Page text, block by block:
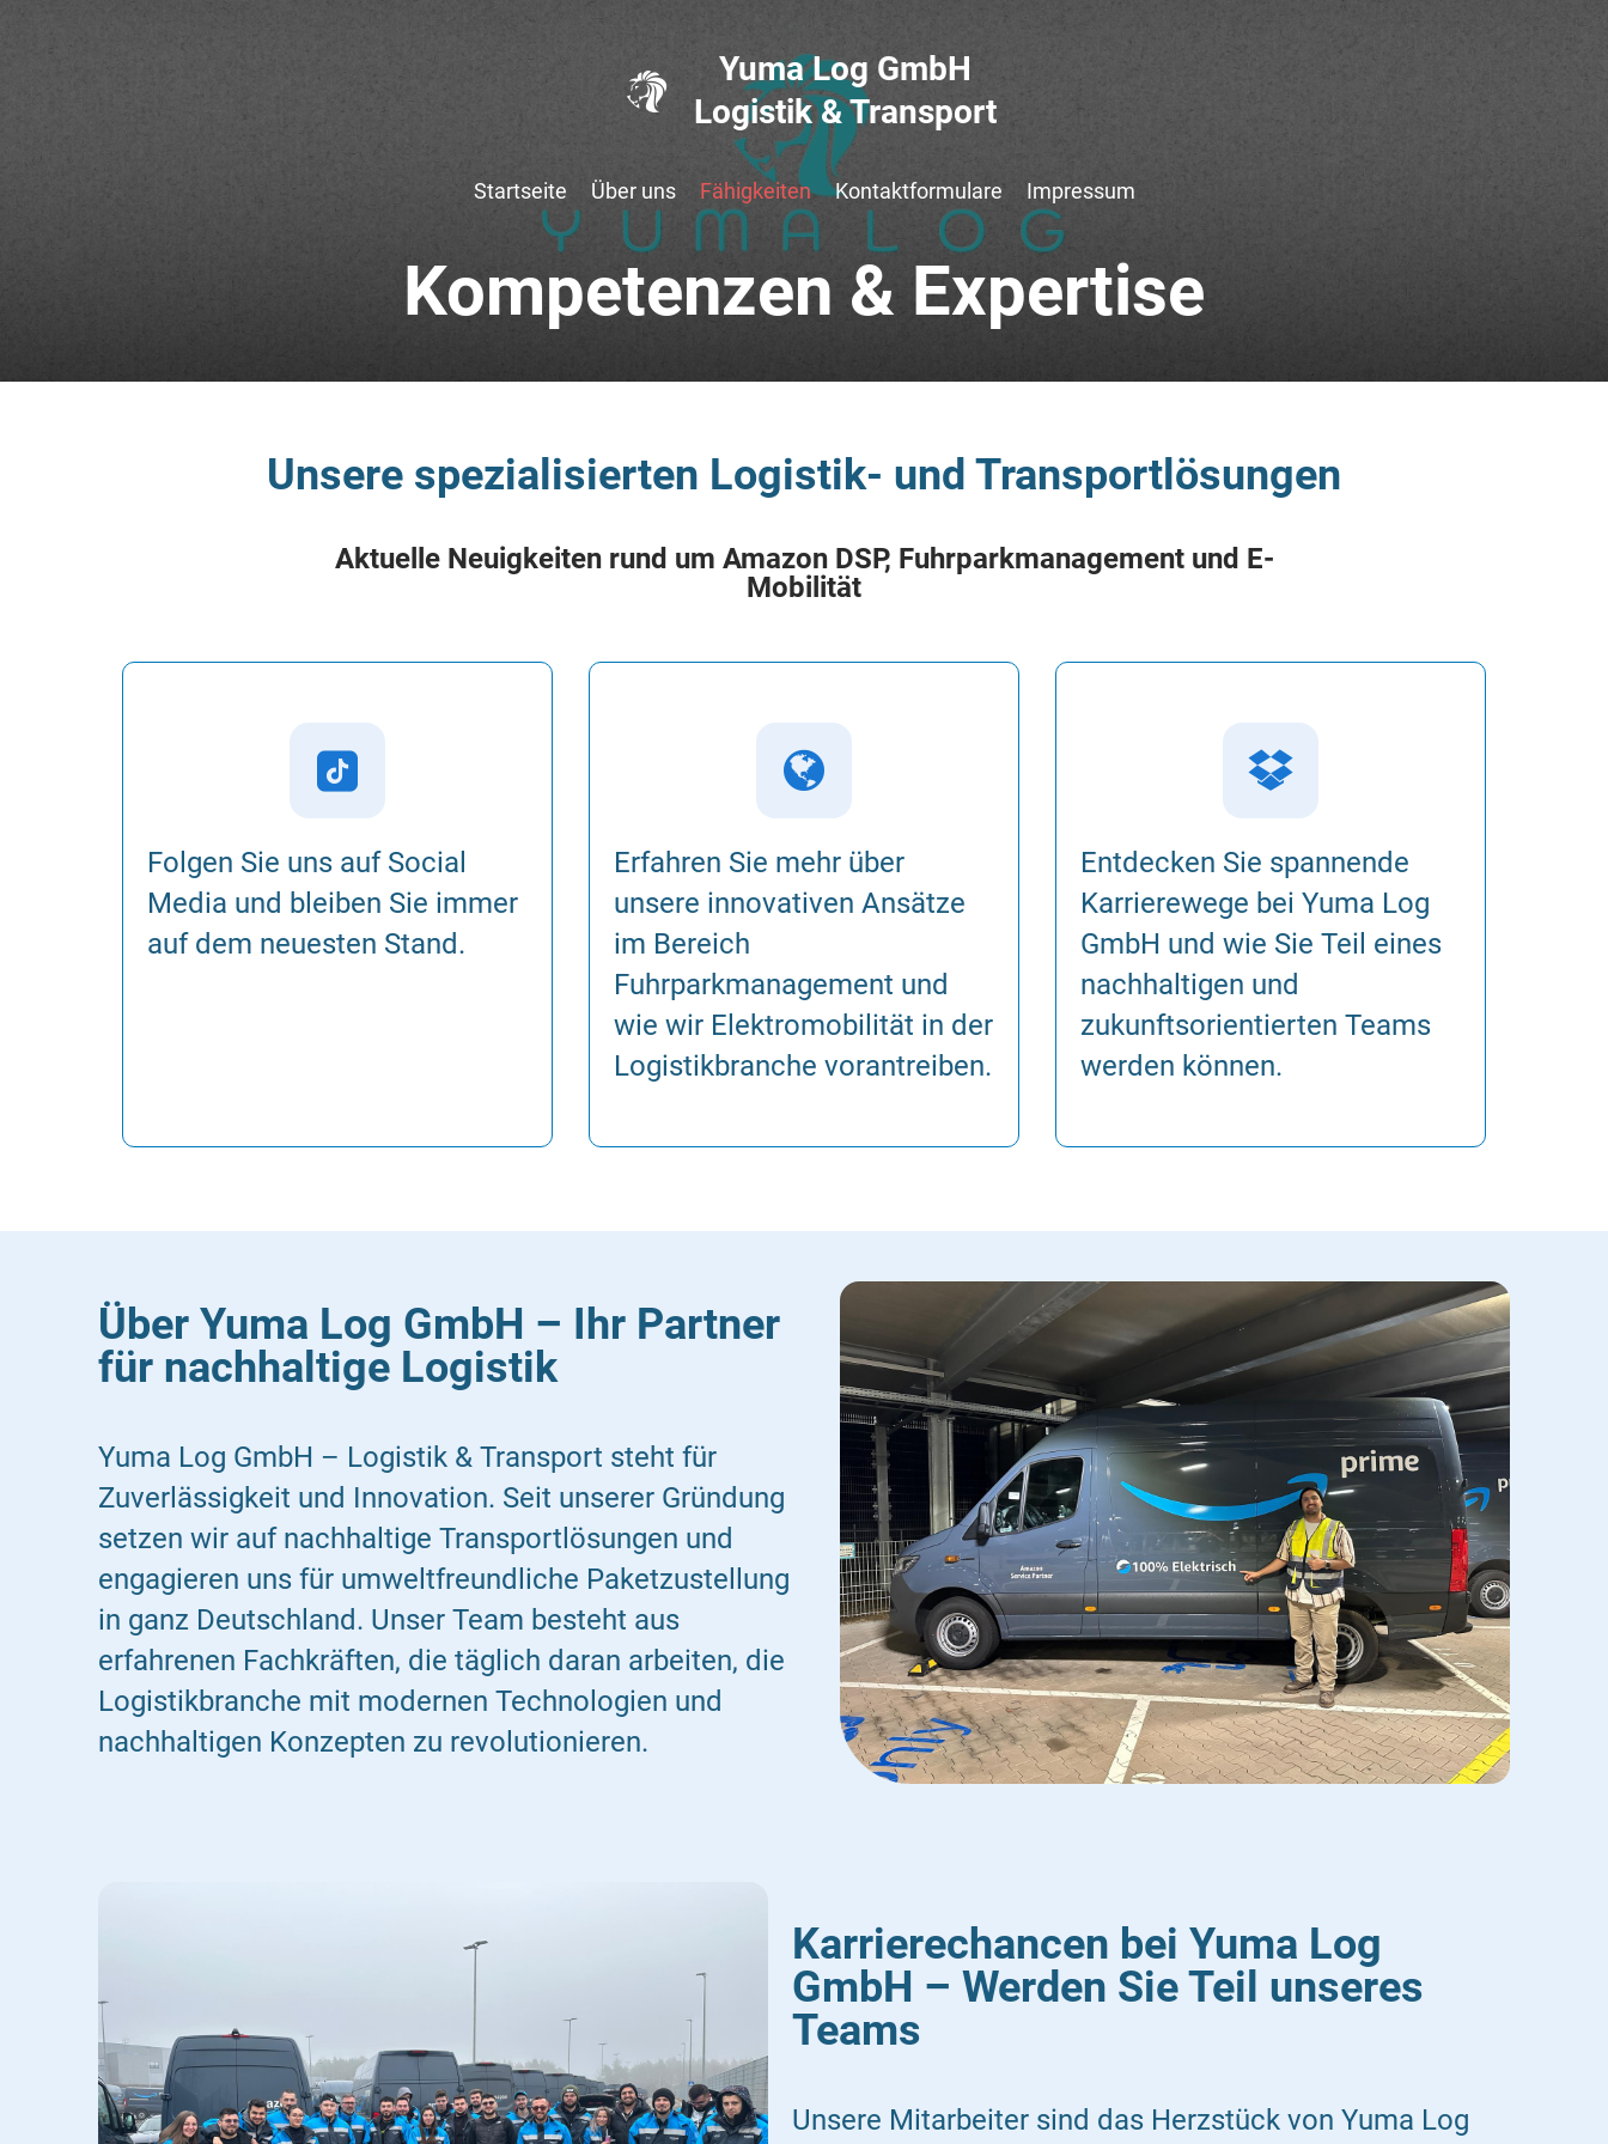
Yuma Log GmbH
Logistik & Transport
Startseite Über uns Fähigkeiten Kontaktformulare Impressum
Kompetenzen & Expertise
Unsere spezialisierten Logistik- und Transportlösungen
Aktuelle Neuigkeiten rund um Amazon DSP, Fuhrparkmanagement und E-
Mobilität

Folgen Sie uns auf Social
Media und bleiben Sie immer
auf dem neuesten Stand.

Erfahren Sie mehr über
unsere innovativen Ansätze
im Bereich
Fuhrparkmanagement und
wie wir Elektromobilität in der
Logistikbranche vorantreiben.

Entdecken Sie spannende
Karrierewege bei Yuma Log
GmbH und wie Sie Teil eines
nachhaltigen und
zukunftsorientierten Teams
werden können.
Über Yuma Log GmbH – Ihr Partner
für nachhaltige Logistik
Yuma Log GmbH – Logistik & Transport steht für
Zuverlässigkeit und Innovation. Seit unserer Gründung
setzen wir auf nachhaltige Transportlösungen und
engagieren uns für umweltfreundliche Paketzustellung
in ganz Deutschland. Unser Team besteht aus
erfahrenen Fachkräften, die täglich daran arbeiten, die
Logistikbranche mit modernen Technologien und
nachhaltigen Konzepten zu revolutionieren.
Karrierechancen bei Yuma Log
GmbH – Werden Sie Teil unseres
Teams
Unsere Mitarbeiter sind das Herzstück von Yuma Log